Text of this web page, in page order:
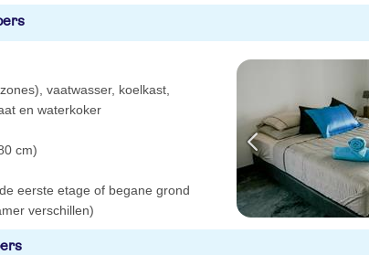
vaatwasser, koelkast,
en waterkoker
cm)
eerste etage of begane grond
verschillen)